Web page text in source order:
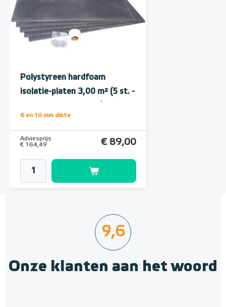
Polystyreen hardfoam
isolatie-platen 3,00 m² (5 st. -
6 en 10 mm dikte
Adviesprijs
€ 164,49
€ 89,00
9,6
Onze klanten aan het woord